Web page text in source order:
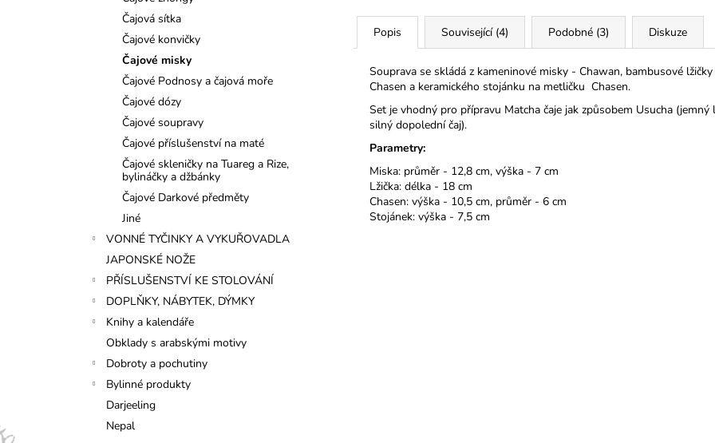
Čajová sítka
Čajové konvičky
Čajové misky
Čajové Podnosy a čajová moře
Čajové dózy
Čajové soupravy
Čajové příslušenství na maté
Čajové skleničky na Tuareg a Rize,
bylináčky a džbánky
Čajové Darkové předměty
Jiné
VONNÉ TYČINKY A VYKUŘOVADLA
JAPONSKÉ NOŽE
PŘÍSLUŠENSTVÍ KE STOLOVÁNÍ
DOPLŇKY, NÁBYTEK, DÝMKY
Knihy a kalendáře
Obklady s arabskými motivy
Dobroty a pochutiny
Bylinné produkty
Darjeeling
Nepal
Popis Související (4) Podobné (3) Diskuze
Souprava se skládá z kameninové misky - Chawan, bambusové
Chasen a keramického stojánku na metličku Chasen.
Set je vhodný pro přípravu Matcha čaje jak způsobem Usucha
silný dopolední čaj).
Parametry:
Miska: průměr - 12,8 cm, výška - 7 cm
Lžička: délka - 18 cm
Chasen: výška - 10,5 cm, průměr - 6 cm
Stojánek: výška - 7,5 cm